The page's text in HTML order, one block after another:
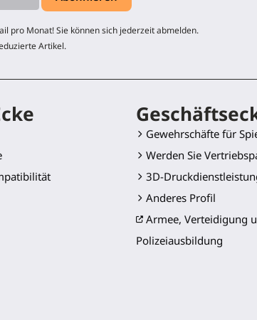
pro Monat! Sie können sich jederzeit abmelden.
Artikel.
Gewehrschäfte für
Werden Sie
3D-
Anderes Profil
Armee, Verteidigung
Polizeiausbildung